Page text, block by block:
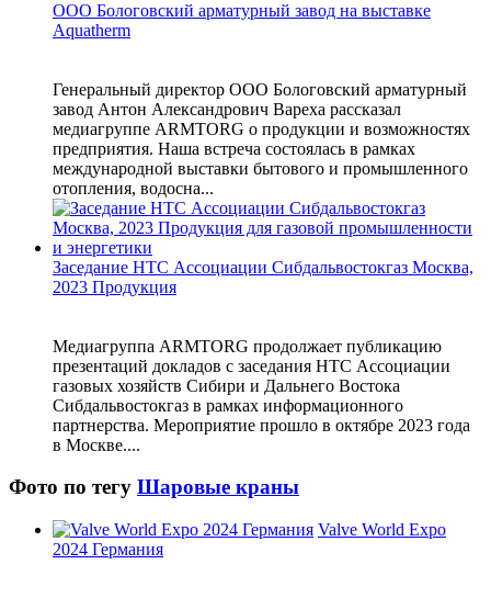
ООО Бологовский арматурный завод на выставке
Aquatherm
Генеральный директор ООО Бологовский арматурный
завод Антон Александрович Вареха рассказал
медиагруппе ARMTORG о продукции и возможностях
предприятия. Наша встреча состоялась в рамках
международной выставки бытового и промышленного
отопления, водосна...
Заседание НТС Ассоциации Сибдальвостокгаз Москва,
2023 Продукция
Медиагруппа ARMTORG продолжает публикацию
презентаций докладов с заседания НТС Ассоциации
газовых хозяйств Сибири и Дальнего Востока
Сибдальвостокгаз в рамках информационного
партнерства. Мероприятие прошло в октябре 2023 года
в Москве....
Фото по тегу Шаровые краны
Valve World Expo
2024 Германия